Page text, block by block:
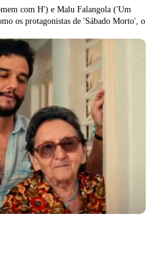
com H') e Malu Falangola ('Um
os protagonistas de 'Sábado Morto', o